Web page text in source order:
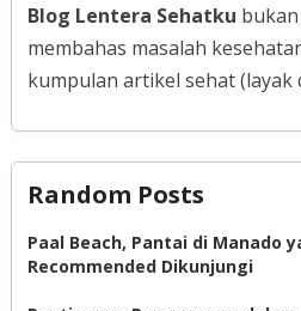
Blog Lentera Sehatku
membahas masalah
kumpulan artikel sehat (layak
Random Posts
Paal Beach, Pantai di Manado
Recommended Dikunjungi